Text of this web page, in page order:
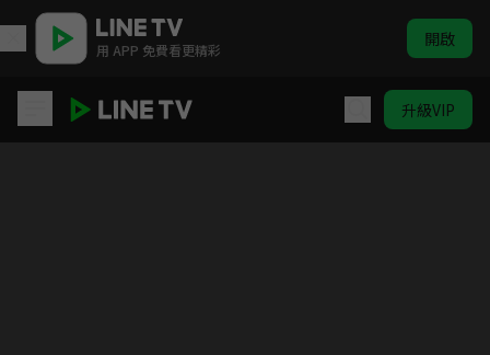
用 APP 免費看更精彩 開啟
升級VIP